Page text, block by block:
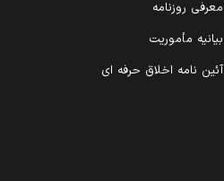
معرفی روزنامه
بیانیه مأموریت
آئین نامه اخلاق حرفه ای